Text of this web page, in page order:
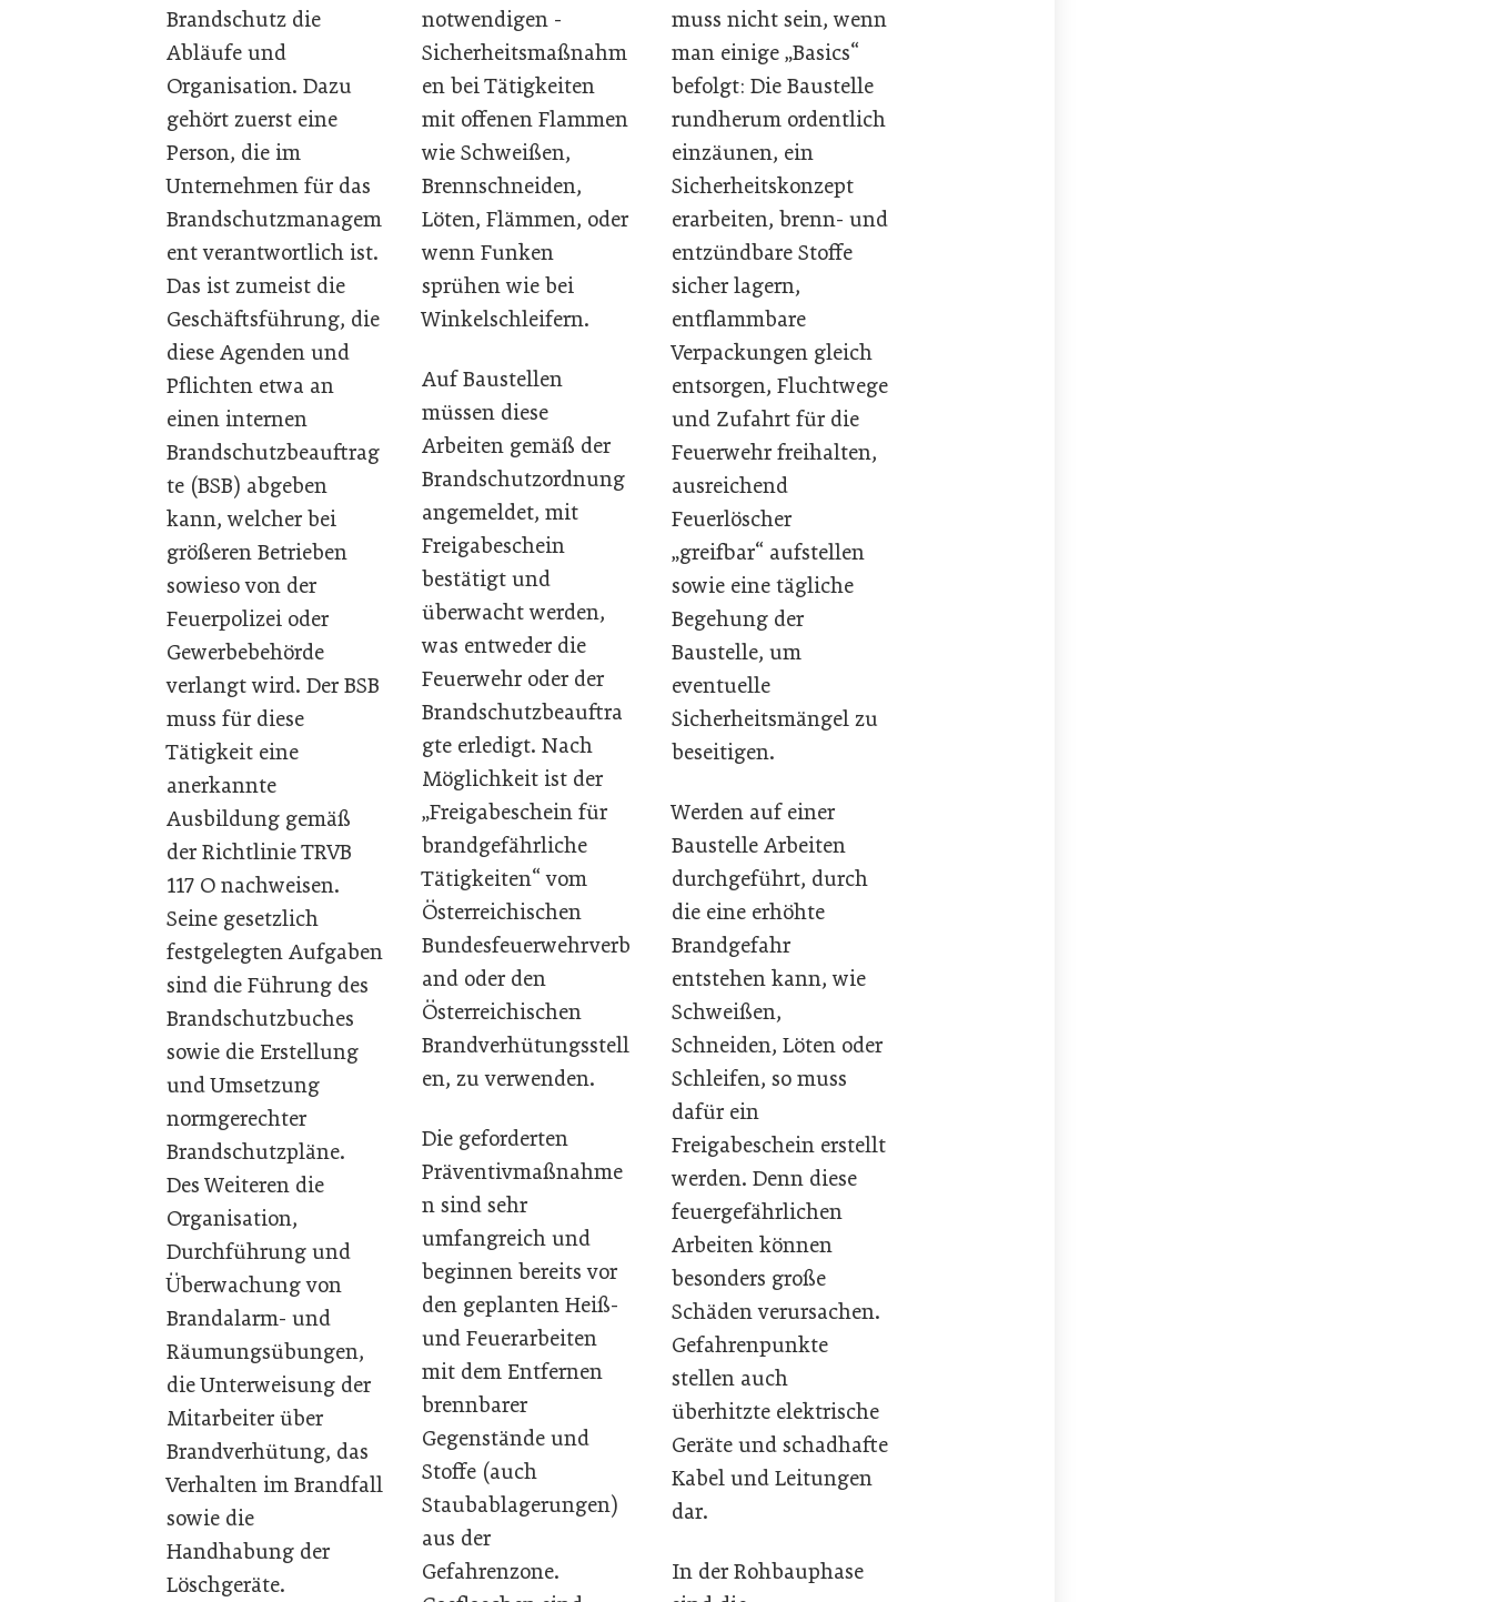
muss nicht sein, wenn
man einige „Basics“
befolgt: Die Baustelle
rundherum ordentlich
einzäunen, ein
Sicherheitskonzept
erarbeiten, brenn- und
entzündbare Stoffe
sicher lagern,
entflammbare
Verpackungen gleich
entsorgen, Fluchtwege
und Zufahrt für die
Feuerwehr freihalten,
ausreichend
Feuerlöscher
„greifbar“ aufstellen
sowie eine tägliche
Begehung der
Baustelle, um
eventuelle
Sicherheitsmängel zu
beseitigen.
Werden auf einer
Baustelle Arbeiten
durchgeführt, durch
die eine erhöhte
Brandgefahr
entstehen kann, wie
Schweißen,
Schneiden, Löten oder
Schleifen, so muss
dafür ein
Freigabeschein erstellt
werden. Denn diese
feuergefährlichen
Arbeiten können
besonders große
Schäden verursachen.
Gefahrenpunkte
stellen auch
überhitzte elektrische
Geräte und schadhafte
Kabel und Leitungen
dar.
In der Rohbauphase
Brandschutz die
Abläufe und
Organisation. Dazu
gehört zuerst eine
Person, die im
Unternehmen für das
Brandschutzmanagem
ent verantwortlich ist.
Das ist zumeist die
Geschäftsführung, die
diese Agenden und
Pflichten etwa an
einen internen
Brandschutzbeauftrag
te (BSB) abgeben
kann, welcher bei
größeren Betrieben
sowieso von der
Feuerpolizei oder
Gewerbebehörde
verlangt wird. Der BSB
muss für diese
Tätigkeit eine
anerkannte
Ausbildung gemäß
der Richtlinie TRVB
117 O nachweisen.
Seine gesetzlich
festgelegten Aufgaben
sind die Führung des
Brandschutzbuches
sowie die Erstellung
und Umsetzung
normgerechter
Brandschutzpläne.
Des Weiteren die
Organisation,
Durchführung und
Überwachung von
Brandalarm- und
Räumungsübungen,
die Unterweisung der
Mitarbeiter über
Brandverhütung, das
Verhalten im Brandfall
sowie die
Handhabung der
Löschgeräte.
notwendigen ­
Sicherheitsmaßnahm
en bei Tätigkeiten
mit offenen Flammen
wie Schweißen,
Brennschneiden,
Löten, Flämmen, oder
wenn Funken
sprühen wie bei
Winkelschleifern.
Auf Baustellen
müssen diese
Arbeiten gemäß der
Brandschutzordnung
angemeldet, mit
Freigabeschein
bestätigt und
überwacht werden,
was entweder die
Feuerwehr oder der
Brandschutzbeauftra
gte erledigt. Nach
Möglichkeit ist der
„Freigabeschein für
brandgefährliche
Tätigkeiten“ vom
Österreichischen
Bundesfeuerwehrverb
and oder den
Österreichischen
Brandverhütungsstell
en, zu verwenden.
Die geforderten
Präventivmaßnahme
n sind sehr
umfangreich und
beginnen bereits vor
den geplanten Heiß-
und Feuerarbeiten
mit dem Entfernen
brennbarer
Gegenstände und
Stoffe (auch
Staubablagerungen)
aus der
Gefahrenzone.